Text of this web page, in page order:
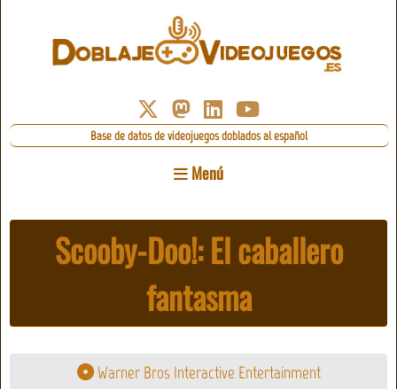
Base de datos de videojuegos doblados al español
Menú
Scooby-Doo!: El caballero
fantasma
Warner Bros Interactive Entertainment